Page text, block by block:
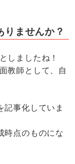
りませんか？
しましたね！
教師として、自
事化していま
時点のものにな